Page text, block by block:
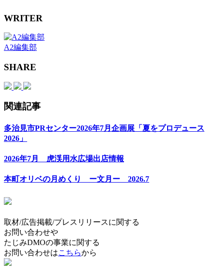
WRITER
A2編集部
SHARE
関連記事
多治見市PRセンター2026年7月企画展「夏をプロデュース
2026」
2026年7月 虎渓用水広場出店情報
本町オリベの月めくり ー文月ー 2026.7
取材/広告掲載/プレスリリースに関する
お問い合わせや
たじみDMOの事業に関する
お問い合わせはこちらから